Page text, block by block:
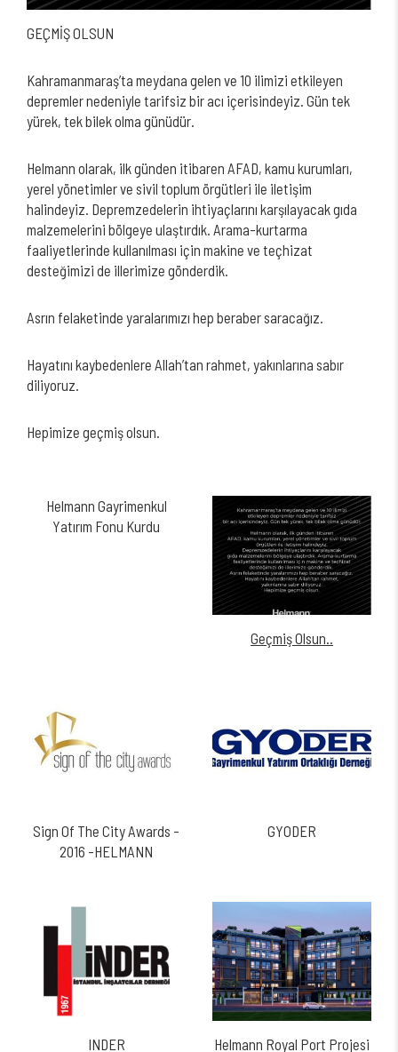
GEÇMİŞ OLSUN
Kahramanmaraş’ta meydana gelen ve 10 ilimizi etkileyen
depremler nedeniyle tarifsiz bir acı içerisindeyiz. Gün tek
yürek, tek bilek olma günüdür.
Helmann olarak, ilk günden itibaren AFAD, kamu kurumları,
yerel yönetimler ve sivil toplum örgütleri ile iletişim
halindeyiz. Depremzedelerin ihtiyaçlarını karşılayacak gıda
malzemelerini bölgeye ulaştırdık. Arama-kurtarma
faaliyetlerinde kullanılması için makine ve teçhizat
desteğimizi de illerimize gönderdik.
Asrın felaketinde yaralarımızı hep beraber saracağız.
Hayatını kaybedenlere Allah’tan rahmet, yakınlarına sabır
diliyoruz.
Hepimize geçmiş olsun.
Helmann Gayrimenkul
Yatırım Fonu Kurdu
Geçmiş Olsun..
Sign Of The City Awards -
2016 -HELMANN
GYODER
INDER Helmann Royal Port Projesi